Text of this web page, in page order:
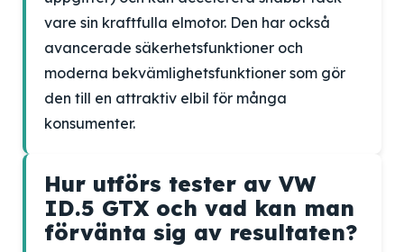
vare sin kraftfulla elmotor. Den har också
avancerade säkerhetsfunktioner och
moderna bekvämlighetsfunktioner som gör
den till en attraktiv elbil för många
konsumenter.
Hur utförs tester av VW
ID.5 GTX och vad kan man
förvänta sig av resultaten?